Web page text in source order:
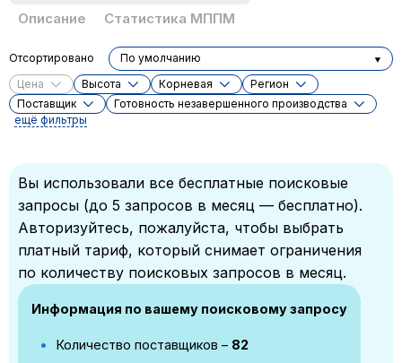
Описание
Статистика МППМ
Цена Высота Корневая
Регион
Поставщик
Готовность незавершенного производства
ещё фильтры
Отсортировано По умолчанию
Вы использовали все бесплатные поисковые
запросы (до 5 запросов в месяц — бесплатно).
Авторизуйтесь, пожалуйста, чтобы выбрать
платный тариф, который снимает ограничения
по количеству поисковых запросов в месяц.
Информация по вашему поисковому запросу
Количество поставщиков – 82